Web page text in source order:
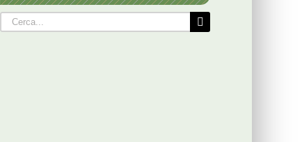
Cerca
per: